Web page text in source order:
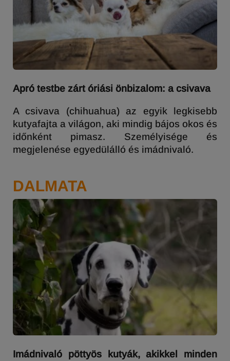
Apró testbe zárt óriási önbizalom: a csivava
A csivava (chihuahua) az egyik legkisebb
kutyafajta a világon, aki mindig bájos okos és
időnként pimasz. Személyisége és
megjelenése egyedülálló és imádnivaló.
DALMATA
Imádnivaló pöttyös kutyák, akikkel minden